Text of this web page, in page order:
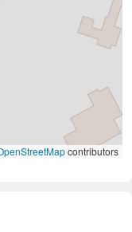
contributors